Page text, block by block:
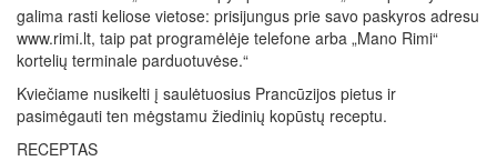
galima rasti keliose vietose: prisijungus prie savo paskyros adresu
www.rimi.lt, taip pat programėlėje telefone arba „Mano Rimi“
kortelių terminale parduotuvėse.“
Kviečiame nusikelti į saulėtuosius Prancūzijos pietus ir
pasimėgauti ten mėgstamu žiedinių kopūstų receptu.
RECEPTAS